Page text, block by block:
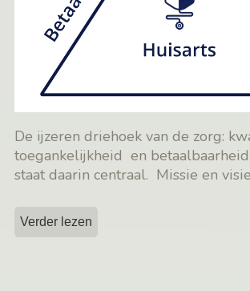
De ijzeren driehoek van de zorg:
toegankelijkheid en
staat daarin centraal. Missie en
Verder lezen